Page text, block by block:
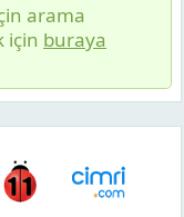
arama
için buraya